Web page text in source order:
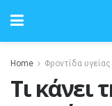
Home Φροντίδα υγείας
Τι κάνει